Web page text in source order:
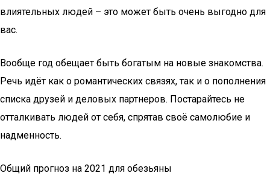
влиятельных людей – это может быть очень выгодно для
вас.
Вообще год обещает быть богатым на новые знакомства.
Речь идёт как о романтических связях, так и о пополнения
списка друзей и деловых партнеров. Постарайтесь не
отталкивать людей от себя, спрятав своё самолюбие и
надменность.
Общий прогноз на 2021 для обезьяны